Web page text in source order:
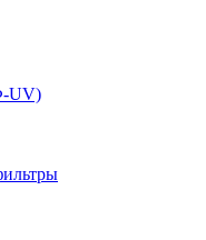
UV)